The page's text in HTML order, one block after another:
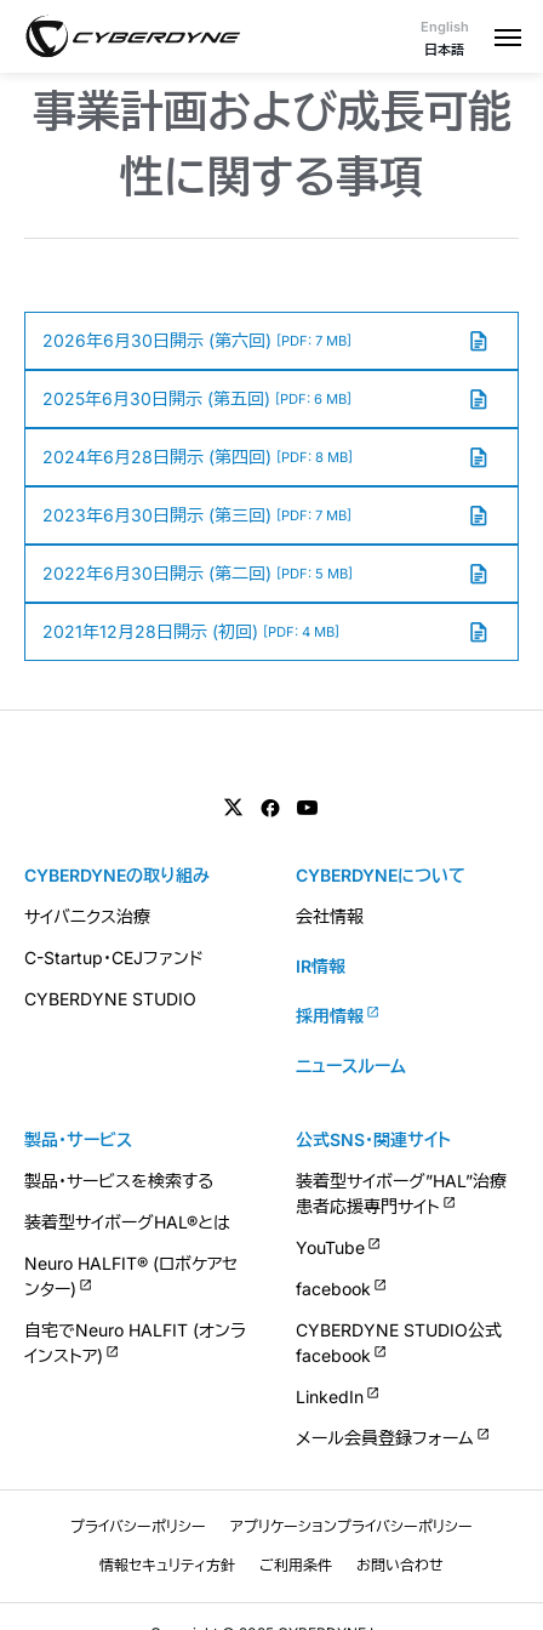
English
日本語
事業計画および成長可能
性に関する事項
2026年6月30日開示 (第六回) [PDF: 7 MB]
2025年6月30日開示 (第五回) [PDF: 6 MB]
2024年6月28日開示 (第四回) [PDF: 8 MB]
2023年6月30日開示 (第三回) [PDF: 7 MB]
2022年6月30日開示 (第二回) [PDF: 5 MB]
2021年12月28日開示 (初回) [PDF: 4 MB]
製品・サービス
製品・サービスを検索する
装着型サイボーグHAL®とは
Neuro HALFIT® (ロボケアセ
ンター)
自宅でNeuro HALFIT (オンラ
インストア)
CYBERDYNEの取り組み
サイバニクス治療
C-Startup・CEJファンド
CYBERDYNE STUDIO
CYBERDYNEについて
会社情報
IR情報
採用情報
ニュースルーム
公式SNS・関連サイト
装着型サイボーグ”HAL”治療
患者応援専門サイト
YouTube
facebook
CYBERDYNE STUDIO公式
facebook
LinkedIn
メール会員登録フォーム
プライバシーポリシー アプリケーションプライバシーポリシー
情報セキュリティ方針 ご利用条件 お問い合わせ